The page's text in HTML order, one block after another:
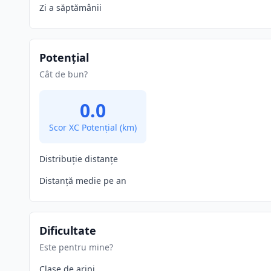
Zi a săptămânii
Potențial
Cât de bun?
0.0
Scor XC Potențial (km)
Distribuție distanțe
Distanță medie pe an
Dificultate
Este pentru mine?